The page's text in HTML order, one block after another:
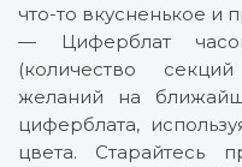
что-то вкусненькое и
— Циферблат
(количество
желаний на
циферблата,
цвета.